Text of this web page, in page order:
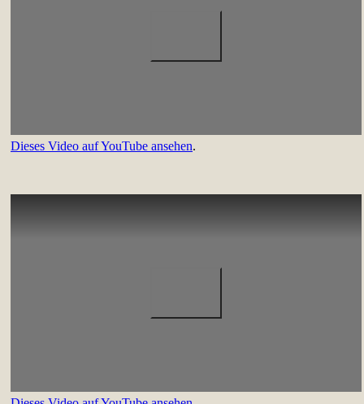
Dieses Video auf YouTube ansehen.